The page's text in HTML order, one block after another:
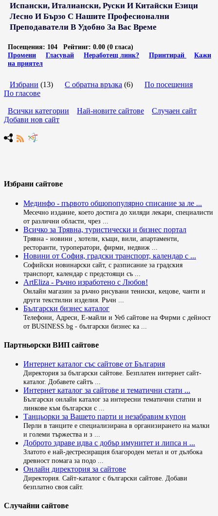
Испански, Италиански, Руски И Китайски Езици
Лесно И Бързо С Нашите Професионални
Преподаватели В Удобно За Вас Време
Посещения: 104 Рейтинг: 0.00 (0 гласа)
Промени
Гласувай Неработещ линк? Принтирай
Кажи
на приятел
Избрани (13) С обратна връзка (6) По посещения
По гласове
Всички категории Най-новите сайтове
Случаен сайт
Добави нов сайт
Избрани сайтове
Мединфо - първото общопопулярно списание за ле ...
Месечно издание, което достига до хиляди лекари, специалисти
от различни области, чрез ...
Всичко за Трявна, туристически и бизнес портал
Трявна - новини , хотели, къщи, вили, апартаменти,
ресторанти, туроператори, фирми, недвиж ...
Новини от София, градски транспорт, календар с ...
Софийски новинарски сайт, с разписание за градския
транспорт, календар с предстоящи съ ...
ArtEliza - Ръчно изработено с Любов!
Онлайн магазин за ръчно рисувани тениски, кецове, чанти и
други текстилни изделия. Ръчн ...
Български бизнес каталог
Телефони, Адреси, Е-майли и Уеб сайтове на Фирми с дейност
от BUSINESS.bg - български бизнес ка ...
Партньорски ВИП сайтове
Интернет каталог със сайтове от България
Директория за български сайтове. Безплатен интернет сайт-
каталог. Добавете сайтъ ...
Интернет каталог за сайтове и тематични стати ...
Български онлайн каталог за интересни тематични статии и
линкове към български с ...
Танцьорки за Вашето парти и незабравим купон
Перли в танците е специализирана в организирането на малки
и големи тържества и з ...
Доброто здраве идва с добър имунитет и липса н ...
Златото е най-дестресиращия благороден метал и от дълбока
древност помага за подо ...
Онлайн директория за сайтове
Директория. Сайт-каталог с български сайтове. Добави
безплатно своя сайт.
Случайни сайтове